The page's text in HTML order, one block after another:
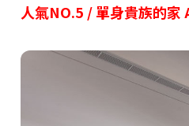
人氣NO.5 /單身貴族的家